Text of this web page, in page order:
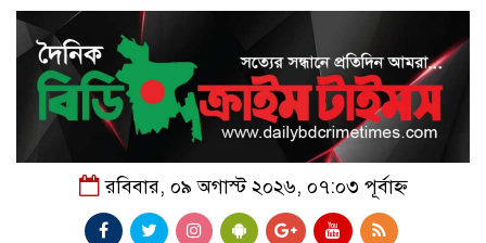
রবিবার, ০৯ অগাস্ট ২০২৬, ০৭:০৩ পূর্বাহ্ন